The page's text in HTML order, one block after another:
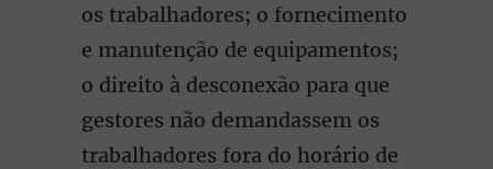
os trabalhadores; o fornecimento
e manutenção de equipamentos;
o direito à desconexão para que
gestores não demandassem os
trabalhadores fora do horário de